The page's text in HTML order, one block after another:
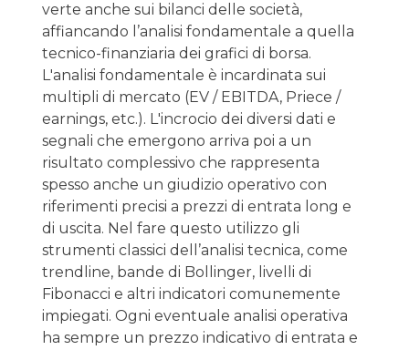
verte anche sui bilanci delle società,
affiancando l’analisi fondamentale a quella
tecnico-finanziaria dei grafici di borsa.
L'analisi fondamentale è incardinata sui
multipli di mercato (EV / EBITDA, Priece /
earnings, etc.). L'incrocio dei diversi dati e
segnali che emergono arriva poi a un
risultato complessivo che rappresenta
spesso anche un giudizio operativo con
riferimenti precisi a prezzi di entrata long e
di uscita. Nel fare questo utilizzo gli
strumenti classici dell’analisi tecnica, come
trendline, bande di Bollinger, livelli di
Fibonacci e altri indicatori comunemente
impiegati. Ogni eventuale analisi operativa
ha sempre un prezzo indicativo di entrata e